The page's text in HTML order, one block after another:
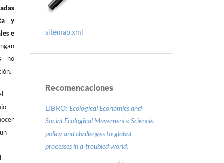
y
e
no
sitemap.xml
Recomencaciones
LIBRO: Ecological Economics and
Social-Ecological Movements: Sciencie,
policy and challenges to global
processes in a troubled world.